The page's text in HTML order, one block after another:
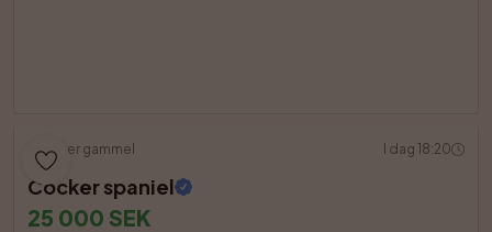
4 uker gammel I dag 18:20
Cocker spaniel
25 000 SEK